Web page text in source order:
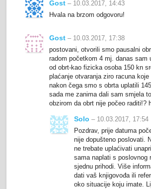
Gost – 10.03.2017, 14:43
Hvala na brzom odgovoru!
Gost – 10.03.2017, 17:38
postovani, otvorili smo pausalni
radom početkom 4 mj. danas sam
od obrt-kao fizicka osoba 150 kn
plaćanje otvaranja ziro racuna
nakon čega smo s obrta uplatili
sada me zanima dali sam smjela
obzirom da obrt nije počeo raditi!?
Solo – 10.03.2017, 17:54
Pozdrav, prije datuma
nije dopušteno poslovati.
ne trebate uplaćivati
sama naplati s poslovnog
sjednu prihodi. Više
dati vaš knjigovođa ili
oko situacije koju imate.